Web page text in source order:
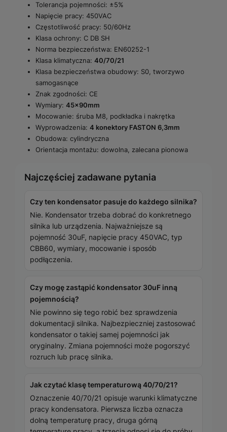
Tolerancja pojemności: ±5%
Napięcie pracy: 450VAC
Częstotliwość pracy: 50/60Hz
Klasa ochrony: C DB SH
Norma bezpieczeństwa: EN60252-1
Klasa klimatyczna: 40/70/21
Klasa bezpieczeństwa obudowy: S0, tworzywo
samogasnące
Znak zgodności: CE
Wymiary: 45x90mm
Mocowanie: śruba M8, podkładka i nakrętka
Wyprowadzenia: 4 konektory FASTON 6,3mm
Obudowa: cylindryczna
Orientacja montażu: dowolna, zalecana pionowa
Najczęściej zadawane pytania
Czy ten kondensator pasuje do każdego silnika?
Nie. Kondensator trzeba dobrać do konkretnego
silnika lub urządzenia. Najważniejsze są
pojemność 30uF, napięcie pracy 450VAC, typ
CBB60, wymiary, mocowanie i sposób
podłączenia.
Czy mogę zastąpić kondensator 30uF inną
pojemnością?
Nie powinno się tego robić bez sprawdzenia
dokumentacji silnika. Najbezpieczniej zastosować
kondensator o takiej samej pojemności jak
oryginalny. Zmiana pojemności może pogorszyć
rozruch lub pracę silnika.
Jak czytać klasę temperaturową 40/70/21?
Oznaczenie 40/70/21 opisuje warunki klimatyczne
pracy kondensatora. Pierwsza liczba oznacza
dolną temperaturę pracy, druga górną